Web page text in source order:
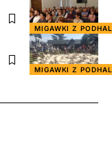
MIGAWKI Z
MIGAWKI Z